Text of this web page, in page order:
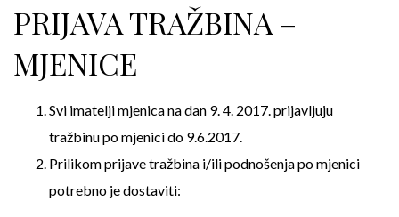
PRIJAVA TRAŽBINA –
MJENICE
Svi imatelji mjenica na dan 9. 4. 2017. prijavljuju
tražbinu po mjenici do 9.6.2017.
Prilikom prijave tražbina i/ili podnošenja po mjenici
potrebno je dostaviti: